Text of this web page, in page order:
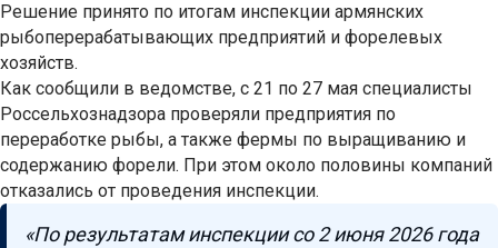
Решение принято по итогам инспекции армянских
рыбоперерабатывающих предприятий и форелевых
хозяйств.
Как сообщили в ведомстве, с 21 по 27 мая специалисты
Россельхознадзора проверяли предприятия по
переработке рыбы, а также фермы по выращиванию и
содержанию форели. При этом около половины компаний
отказались от проведения инспекции.
«По результатам инспекции со 2 июня 2026 года